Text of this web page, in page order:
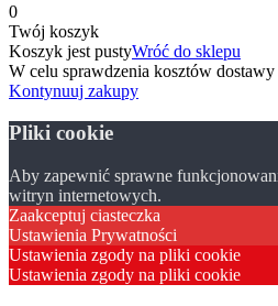
0
Twój koszyk
Koszyk jest pustyWróć do sklepu
W celu sprawdzenia kosztów
Kontynuuj zakupy
Pliki cookie
Aby zapewnić sprawne
witryn internetowych.
Zaakceptuj ciasteczka
Ustawienia Prywatności
Ustawienia zgody na pliki cookie
Ustawienia zgody na pliki cookie